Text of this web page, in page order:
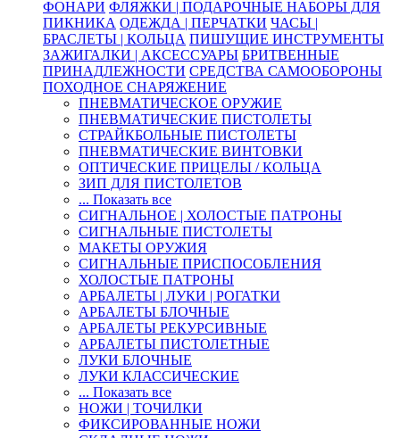
ФОНАРИ ФЛЯЖКИ | ПОДАРОЧНЫЕ НАБОРЫ ДЛЯ
ПИКНИКА ОДЕЖДА | ПЕРЧАТКИ ЧАСЫ |
БРАСЛЕТЫ | КОЛЬЦА ПИШУЩИЕ ИНСТРУМЕНТЫ
ЗАЖИГАЛКИ | АКСЕССУАРЫ БРИТВЕННЫЕ
ПРИНАДЛЕЖНОСТИ СРЕДСТВА САМООБОРОНЫ
ПОХОДНОЕ СНАРЯЖЕНИЕ
ПНЕВМАТИЧЕСКОЕ ОРУЖИЕ
ПНЕВМАТИЧЕСКИЕ ПИСТОЛЕТЫ
СТРАЙКБОЛЬНЫЕ ПИСТОЛЕТЫ
ПНЕВМАТИЧЕСКИЕ ВИНТОВКИ
ОПТИЧЕСКИЕ ПРИЦЕЛЫ / КОЛЬЦА
ЗИП ДЛЯ ПИСТОЛЕТОВ
... Показать все
СИГНАЛЬНОЕ | ХОЛОСТЫЕ ПАТРОНЫ
СИГНАЛЬНЫЕ ПИСТОЛЕТЫ
МАКЕТЫ ОРУЖИЯ
СИГНАЛЬНЫЕ ПРИСПОСОБЛЕНИЯ
ХОЛОСТЫЕ ПАТРОНЫ
АРБАЛЕТЫ | ЛУКИ | РОГАТКИ
АРБАЛЕТЫ БЛОЧНЫЕ
АРБАЛЕТЫ РЕКУРСИВНЫЕ
АРБАЛЕТЫ ПИСТОЛЕТНЫЕ
ЛУКИ БЛОЧНЫЕ
ЛУКИ КЛАССИЧЕСКИЕ
... Показать все
НОЖИ | ТОЧИЛКИ
ФИКСИРОВАННЫЕ НОЖИ